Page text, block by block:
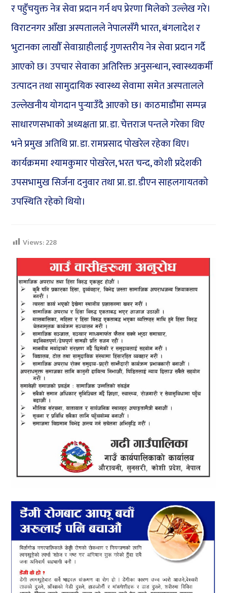
र पहुँचयुक्त नेत्र सेवा प्रदान गर्न थप प्रेरणा मिलेको उल्लेख गरे।
विराटनगर आँखा अस्पतालले नेपालसँगै भारत, बंगलादेश र
भुटानका लाखौँ सेवाग्राहीलाई गुणस्तरीय नेत्र सेवा प्रदान गर्दै
आएको छ। उपचार सेवाका अतिरिक्त अनुसन्धान, स्वास्थ्यकर्मी
उत्पादन तथा सामुदायिक स्वास्थ्य सेवामा समेत अस्पतालले
उल्लेखनीय योगदान पुर्‍याउँदै आएको छ। काठमाडौंमा सम्पन्न
साधारणसभाको अध्यक्षता प्रा. डा. चेत्तराज पन्तले गरेका थिए
भने प्रमुख अतिथि प्रा. डा. रामप्रसाद पोखरेल रहेका थिए।
कार्यक्रममा श्यामकुमार पोखरेल, भरत चन्द, कोशी प्रदेशकी
उपसभामुख सिर्जना दनुवार तथा प्रा. डा. डीएन साहलगायतको
उपस्थिति रहेको थियो।
Views:228